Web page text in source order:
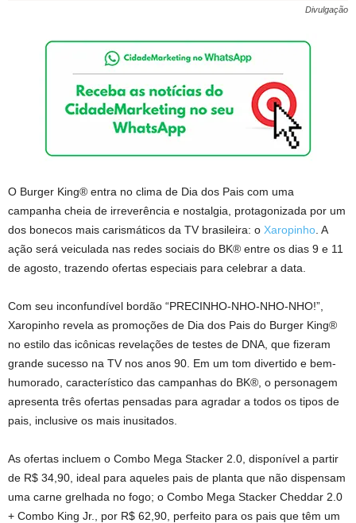
Divulgação
O Burger King® entra no clima de Dia dos Pais com uma
campanha cheia de irreverência e nostalgia, protagonizada por um
dos bonecos mais carismáticos da TV brasileira: o Xaropinho . A
ação será veiculada nas redes sociais do BK® entre os dias 9 e 11
de agosto, trazendo ofertas especiais para celebrar a data.
Com seu inconfundível bordão “PRECINHO-NHO-NHO-NHO!”,
Xaropinho revela as promoções de Dia dos Pais do Burger King®
no estilo das icônicas revelações de testes de DNA, que fizeram
grande sucesso na TV nos anos 90. Em um tom divertido e bem-
humorado, característico das campanhas do BK®, o personagem
apresenta três ofertas pensadas para agradar a todos os tipos de
pais, inclusive os mais inusitados.
As ofertas incluem o Combo Mega Stacker 2.0, disponível a partir
de R$ 34,90, ideal para aqueles pais de planta que não dispensam
uma carne grelhada no fogo; o Combo Mega Stacker Cheddar 2.0
+ Combo King Jr., por R$ 62,90, perfeito para os pais que têm um